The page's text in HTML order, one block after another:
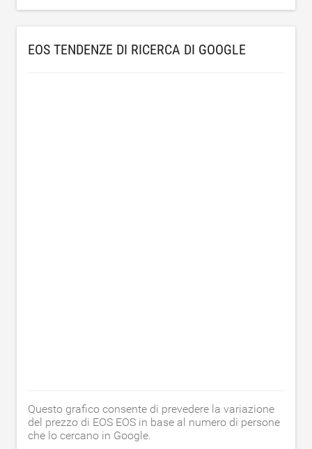
EOS TENDENZE DI RICERCA DI GOOGLE
Questo grafico consente di prevedere la variazione
del prezzo di EOS EOS in base al numero di persone
che lo cercano in Google.